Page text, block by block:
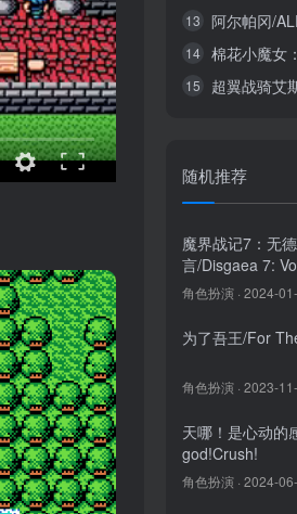
13 阿尔帕冈/
14
15
随机推荐
魔界战记7：无
言/Disgaea 7:
Virtueless
角色扮演 · 2024-
为了吾王/For
角色扮演 · 2023-
天哪！是心动的
god!Crush!
角色扮演 · 2024-